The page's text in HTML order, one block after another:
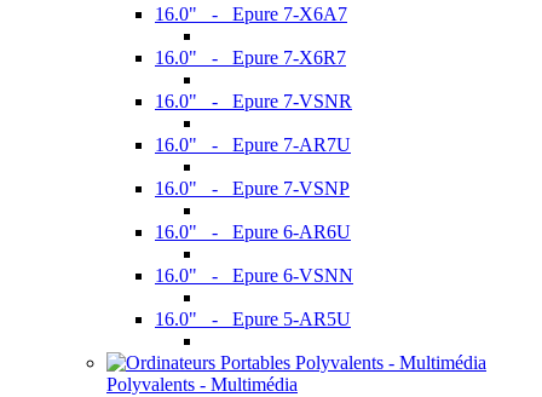
16.0" - Epure 7-X6A7
16.0" - Epure 7-X6R7
16.0" - Epure 7-VSNR
16.0" - Epure 7-AR7U
16.0" - Epure 7-VSNP
16.0" - Epure 6-AR6U
16.0" - Epure 6-VSNN
16.0" - Epure 5-AR5U
Polyvalents - Multimédia